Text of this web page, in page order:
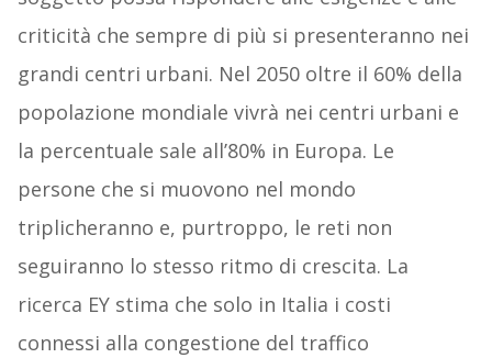
criticità che sempre di più si presenteranno nei
grandi centri urbani. Nel 2050 oltre il 60% della
popolazione mondiale vivrà nei centri urbani e
la percentuale sale all’80% in Europa. Le
persone che si muovono nel mondo
triplicheranno e, purtroppo, le reti non
seguiranno lo stesso ritmo di crescita. La
ricerca EY stima che solo in Italia i costi
connessi alla congestione del traffico